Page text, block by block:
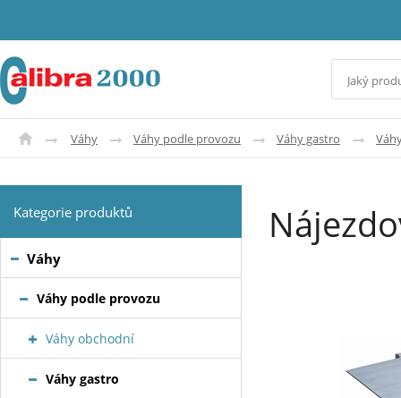
Váhy Váhy podle provozu Váhy gastro
Kategorie produktů
Váhy
Váhy podle provozu
Váhy obchodní
Váhy gastro